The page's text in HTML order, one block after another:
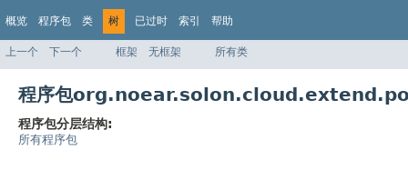
概览 程序包 类 树 已过时 索引 帮助
上一个 下一个 框架 无框架 所有类
程序包
程序包分层结构:
所有程序包